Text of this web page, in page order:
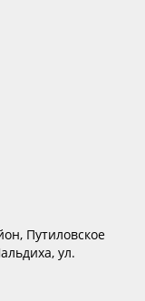
Путиловское
ул.